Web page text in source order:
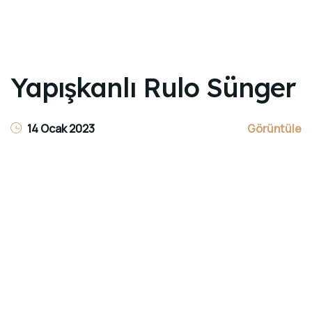
Yapışkanlı Rulo Sünger
14 Ocak 2023 Görüntüle